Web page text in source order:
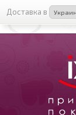
Доставка в